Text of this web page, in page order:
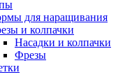
для наращивания
и колпачки
Насадки и колпачки
Фрезы